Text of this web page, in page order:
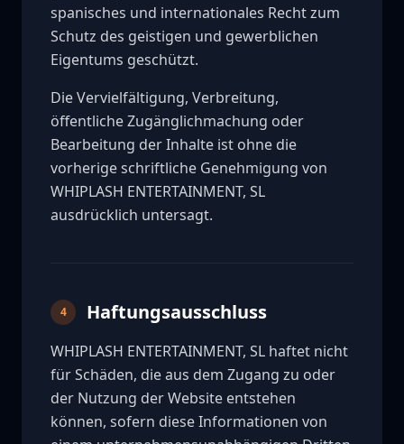
spanisches und internationales Recht zum
Schutz des geistigen und gewerblichen
Eigentums geschützt.
Die Vervielfältigung, Verbreitung,
öffentliche Zugänglichmachung oder
Bearbeitung der Inhalte ist ohne die
vorherige schriftliche Genehmigung von
WHIPLASH ENTERTAINMENT, SL
ausdrücklich untersagt.
4 Haftungsausschluss
WHIPLASH ENTERTAINMENT, SL haftet nicht
für Schäden, die aus dem Zugang zu oder
der Nutzung der Website entstehen
können, sofern diese Informationen von